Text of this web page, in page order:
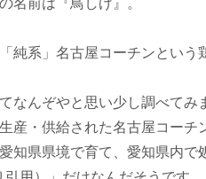
純系」名古屋コーチンという
てなんぞやと思い少し調べて
産・供給された名古屋コー
知県県境で育て、愛知県内